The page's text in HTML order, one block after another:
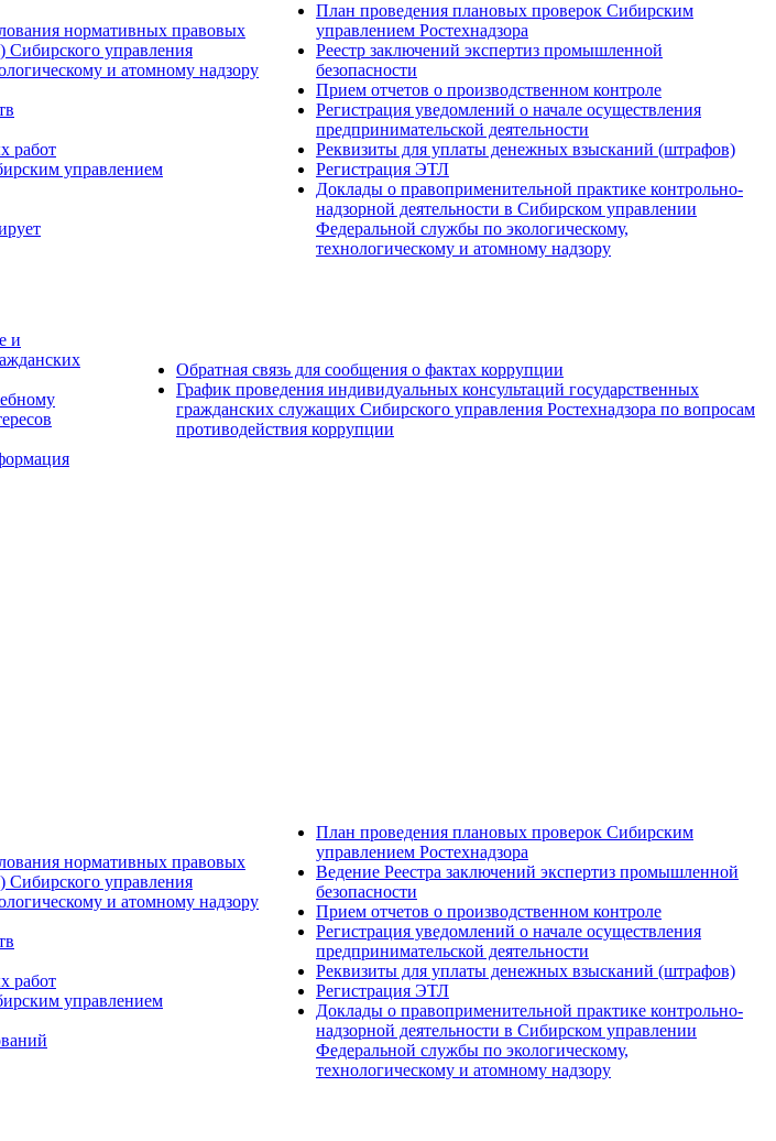
нормативных правовых
Сибирского управления
и атомному надзору
работ
управлением
План проведения плановых проверок Сибирским
управлением Ростехнадзора
Реестр заключений экспертиз промышленной
безопасности
Прием отчетов о производственном контроле
Регистрация уведомлений о начале осуществления
предпринимательской деятельности
Реквизиты для уплаты денежных взысканий (штрафов)
Регистрация ЭТЛ
Доклады о правоприменительной практике контрольно-
надзорной деятельности в Сибирском управлении
Федеральной службы по экологическому,
технологическому и атомному надзору
и
Обратная связь для сообщения о фактах коррупции
График проведения индивидуальных консультаций государственных
гражданских служащих Сибирского управления Ростехнадзора по вопросам
противодействия коррупции
нормативных правовых
Сибирского управления
и атомному надзору
работ
управлением
План проведения плановых проверок Сибирским
управлением Ростехнадзора
Ведение Реестра заключений экспертиз промышленной
безопасности
Прием отчетов о производственном контроле
Регистрация уведомлений о начале осуществления
предпринимательской деятельности
Реквизиты для уплаты денежных взысканий (штрафов)
Регистрация ЭТЛ
Доклады о правоприменительной практике контрольно-
надзорной деятельности в Сибирском управлении
Федеральной службы по экологическому,
технологическому и атомному надзору